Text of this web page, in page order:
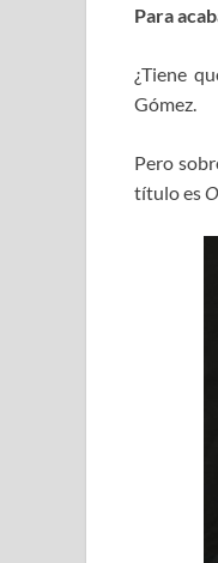
Para
¿Tiene
Gómez.
Pero
título es